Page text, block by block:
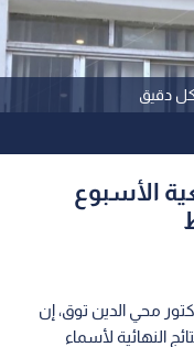
دقيق
الأسبوع
محي الدين توق، إن
النهائية لأسماء